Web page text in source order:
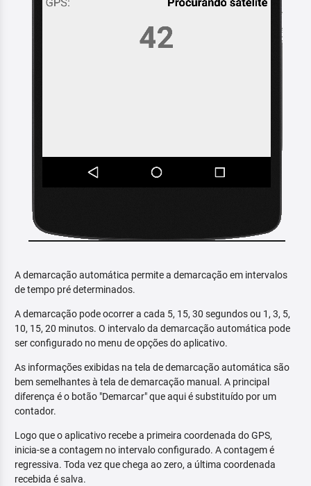
A demarcação automática permite a demarcação em intervalos
de tempo pré determinados.
A demarcação pode ocorrer a cada 5, 15, 30 segundos ou 1, 3, 5,
10, 15, 20 minutos. O intervalo da demarcação automática pode
ser configurado no menu de opções do aplicativo.
As informações exibidas na tela de demarcação automática são
bem semelhantes à tela de demarcação manual. A principal
diferença é o botão "Demarcar" que aqui é substituído por um
contador.
Logo que o aplicativo recebe a primeira coordenada do GPS,
inicia-se a contagem no intervalo configurado. A contagem é
regressiva. Toda vez que chega ao zero, a última coordenada
recebida é salva.